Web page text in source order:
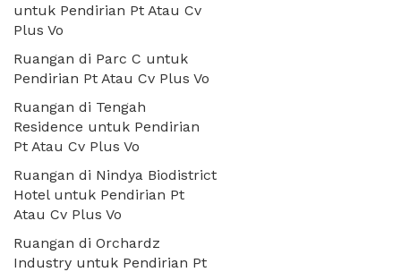
untuk Pendirian Pt Atau Cv
Plus Vo
Ruangan di Parc C untuk
Pendirian Pt Atau Cv Plus Vo
Ruangan di Tengah
Residence untuk Pendirian
Pt Atau Cv Plus Vo
Ruangan di Nindya Biodistrict
Hotel untuk Pendirian Pt
Atau Cv Plus Vo
Ruangan di Orchardz
Industry untuk Pendirian Pt